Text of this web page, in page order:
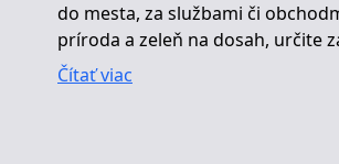
do mesta, za službami či
príroda a zeleň na dosah, určite
Čítať viac